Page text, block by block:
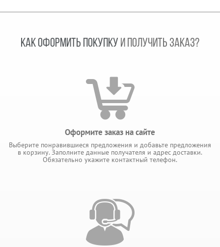
КАК ОФОРМИТЬ ПОКУПКУ И ПОЛУЧИТЬ ЗАКАЗ?
Оформите заказ на сайте
Выберите понравившиеся предложения и добавьте предложения
в корзину. Заполните данные получателя и адрес доставки.
Обязательно укажите контактный телефон.